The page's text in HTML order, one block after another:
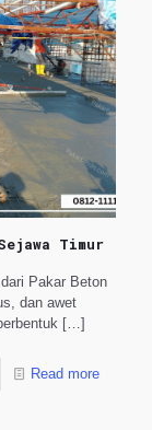
Timur
Pakar Beton
dan awet
[…]
Read more